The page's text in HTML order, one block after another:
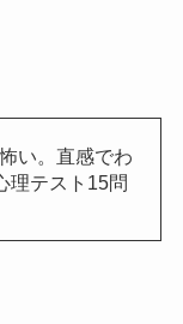
い。直感でわ
理テスト15問